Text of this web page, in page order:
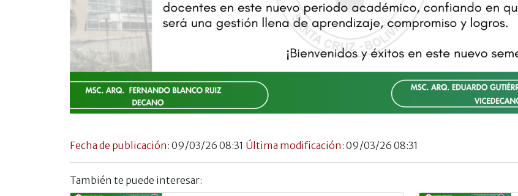
Fecha de publicación: 09/03/26 08:31 Última modificación: 09/03/26 08:31
También te puede interesar: